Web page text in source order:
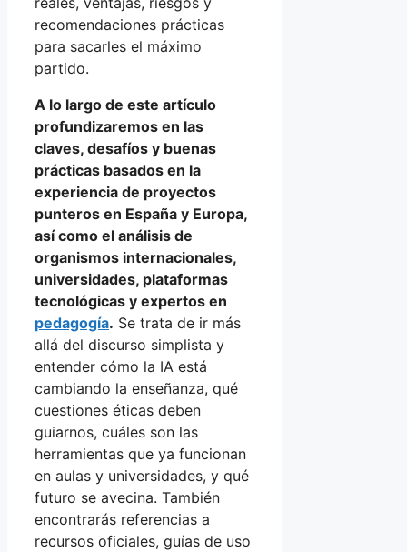
recomendaciones prácticas
para sacarles el máximo
partido.
A lo largo de este artículo
profundizaremos en las
claves, desafíos y buenas
prácticas basados en la
experiencia de proyectos
punteros en España y Europa,
así como el análisis de
organismos internacionales,
universidades, plataformas
tecnológicas y expertos en
pedagogía. Se trata de ir más
allá del discurso simplista y
entender cómo la IA está
cambiando la enseñanza, qué
cuestiones éticas deben
guiarnos, cuáles son las
herramientas que ya funcionan
en aulas y universidades, y qué
futuro se avecina. También
encontrarás referencias a
recursos oficiales, guías de uso